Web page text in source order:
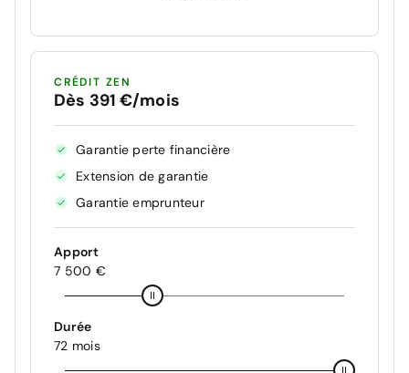
CRÉDIT ZEN
Dès 391 €/mois
Garantie perte financière
Extension de garantie
Garantie emprunteur
Apport
7 500 €
Durée
72 mois